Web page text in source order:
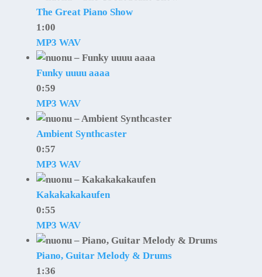
The Great Piano Show
1:00
MP3 WAV
Funky uuuu aaaa
0:59
MP3 WAV
Ambient Synthcaster
0:57
MP3 WAV
Kakakakakaufen
0:55
MP3 WAV
Piano, Guitar Melody & Drums
1:36